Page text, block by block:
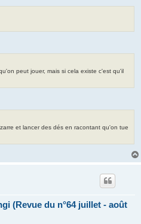
peut jouer, mais si cela existe c'est qu'il
et lancer des dés en racontant qu'on tue
(Revue du n°64 juillet - août